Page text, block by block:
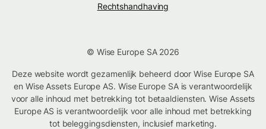
Rechtshandhaving
© Wise Europe SA 2026
Deze website wordt gezamenlijk beheerd door Wise Europe SA
en Wise Assets Europe AS. Wise Europe SA is verantwoordelijk
voor alle inhoud met betrekking tot betaaldiensten. Wise Assets
Europe AS is verantwoordelijk voor alle inhoud met betrekking
tot beleggingsdiensten, inclusief marketing.